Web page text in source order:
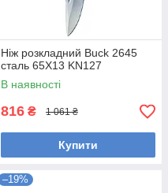
Ніж розкладний Buck 2645
сталь 65Х13 KN127
В наявності
816 ₴ 1 061 ₴
Купити
–19%